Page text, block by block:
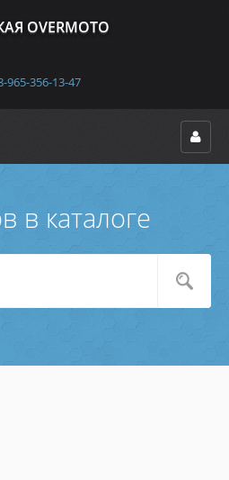
OVERMOTO
356-13-47
в каталоге